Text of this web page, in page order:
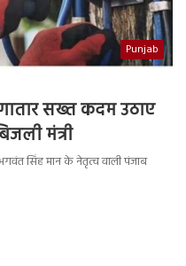
Punjab
सख्त कदम उठाए
मंत्री
सिंह मान के नेतृत्व वाली पंजाब